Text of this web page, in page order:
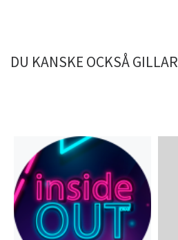
DU KANSKE OCKSÅ GILLAR